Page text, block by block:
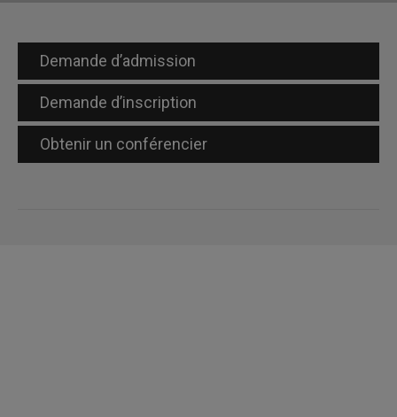
Demande d’admission
Demande d’inscription
Obtenir un conférencier